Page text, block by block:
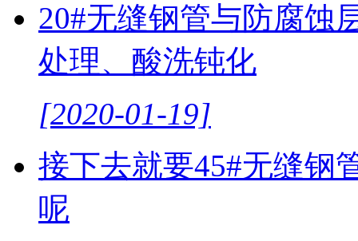
20#无缝钢管与防腐蚀
处理、酸洗钝化
[2020-01-19]
接下去就要45#无缝钢
呢